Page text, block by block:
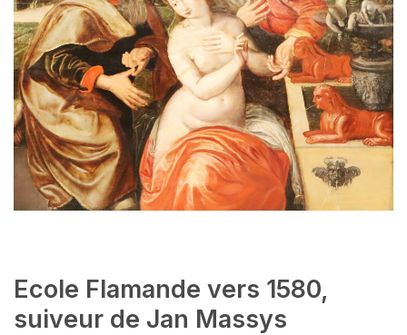
Ecole Flamande vers 1580,
suiveur de Jan Massys